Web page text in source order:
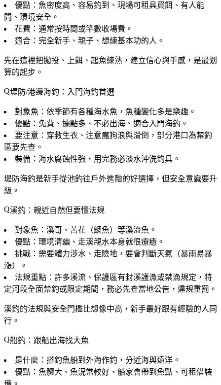
優點 ：魚密度高、容易釣到、現場可租具買餌、有人能
問、環境安全。
花費 ：通常按時間或竿數收場費。
適合 ：完全新手、親子、想練基本功的人。
先在這裡把拋投、上餌、起魚練熟，建立信心與手感，是最划
算的起步。
堤防/港邊海釣：入門海釣首選
對象魚 ：依季節有各種海水魚，魚種變化多是樂趣。
優點 ：免費、據點多、不必出海、適合入門海釣。
要注意 ：穿救生衣、注意瘋狗浪與滑倒，部分港口為禁釣
區要先查。
裝備 ：海水腐蝕性強，用完務必淡水沖洗釣具。
堤防海釣是新手從池釣往戶外進階的好選擇，但安全意識要升
級。
溪釣：親近自然但要懂法規
對象魚 ：溪哥、苦花（鯝魚）等溪流魚。
優點 ：環境清幽、走溪親水本身就很療癒。
挑戰 ：需要體力涉水、走險地，要會判斷天氣（暴雨易暴
漲）。
法規重點 ：許多溪流、保護區有封溪護漁或禁漁規定，特
定河段全面禁釣或限定期間，務必先查當地公告，違規重罰。
溪釣的法規與安全門檻比想像中高，新手最好跟有經驗的人同
行。
船釣：跟船出海找大魚
是什麼 ：搭釣魚船到外海作釣，分近海與遠洋。
優點 ：魚體大、魚況常較好、船家會帶到魚點、可租借裝